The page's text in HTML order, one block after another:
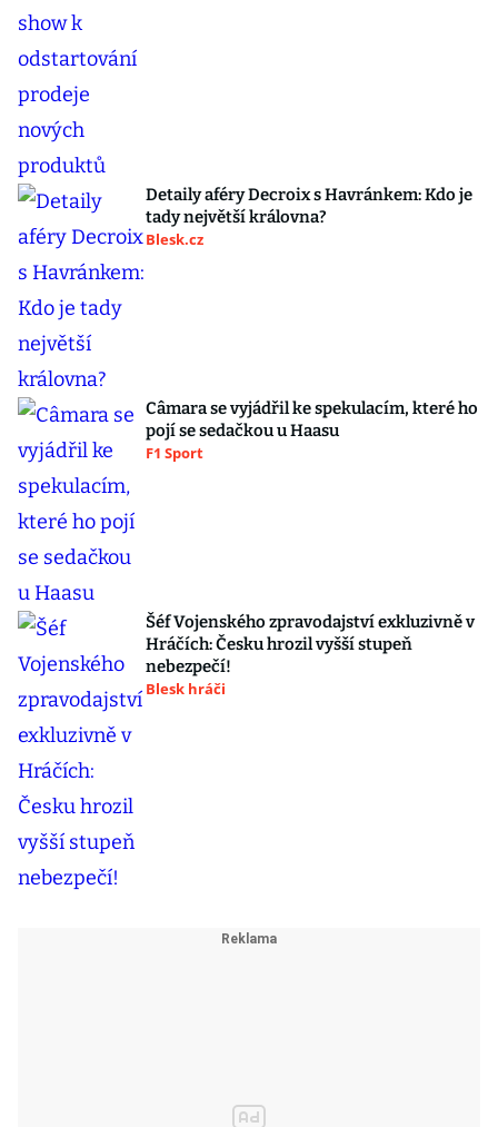
Detaily aféry Decroix s Havránkem: Kdo je
tady největší královna?
Blesk.cz
Câmara se vyjádřil ke spekulacím, které ho
pojí se sedačkou u Haasu
F1 Sport
Šéf Vojenského zpravodajství exkluzivně v
Hráčích: Česku hrozil vyšší stupeň
nebezpečí!
Blesk hráči